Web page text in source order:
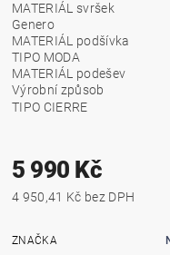
MATERIÁL svršek
Genero
MATERIÁL podšívka
TIPO MODA
MATERIÁL podešev
Výrobní způsob
TIPO CIERRE
5 990 Kč
4 950,41 Kč bez DPH
ZNAČKA